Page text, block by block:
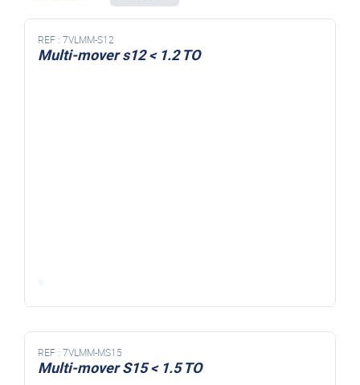
REF : 7VLMM-S12
Multi-mover s12 < 1.2 TO
REF : 7VLMM-MS15
Multi-mover S15 < 1.5 TO